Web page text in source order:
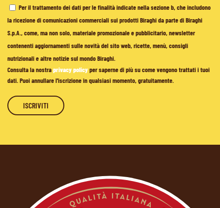
Per il trattamento dei dati per le finalità indicate nella sezione b, che includono
la ricezione di comunicazioni commerciali sui prodotti Biraghi da parte di Biraghi
S.p.A., come, ma non solo, materiale promozionale e pubblicitario, newsletter
contenenti aggiornamenti sulle novità del sito web, ricette, menù, consigli
nutrizionali e altre notizie sul mondo Biraghi.
Consulta la nostraprivacy policyper saperne di più su come vengono trattati i tuoi
dati. Puoi annullare l'iscrizione in qualsiasi momento, gratuitamente.